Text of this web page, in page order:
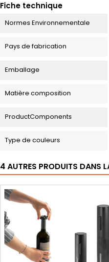
Fiche technique
Normes Environnementale
Pays de fabrication
Emballage
Matière composition
ProductComponents
Type de couleurs
4 AUTRES PRODUITS DANS